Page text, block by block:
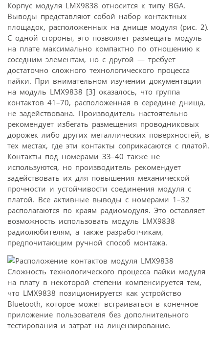
Корпус модуля LMX9838 относится к типу BGA.
Выводы представляют собой набор контактных
площадок, расположенных на днище модуля (рис. 2).
С одной стороны, это позволяет размещать модуль
на плате максимально компактно по отношению к
соседним элементам, но с другой — требует
достаточно сложного технологического процесса
пайки. При внимательном изучении документации
на модуль LMX9838 [3] оказалось, что группа
контактов 41–70, расположенная в середине днища,
не задействована. Производитель настоятельно
рекомендует избегать размещения проводниковых
дорожек либо других металлических поверхностей, в
тех местах, где эти контакты соприкасаются с платой.
Контакты под номерами 33–40 также не
используются, но производитель рекомендует
задействовать их для повышения механической
прочности и устойчивости соединения модуля с
платой. Все активные выводы с номерами 1–32
располагаются по краям радиомодуля. Это оставляет
возможность использовать модуль LMX9838
радиолюбителям, а также разработчикам,
предпочитающим ручной способ монтажа.
Сложность технологического процесса пайки модуля
на плату в некоторой степени компенсируется тем,
что LMX9838 позиционируется как устройство
Bluetooth, которое может встраиваться в конечное
приложение пользователя без дополнительного
тестирования и затрат на лицензирование.